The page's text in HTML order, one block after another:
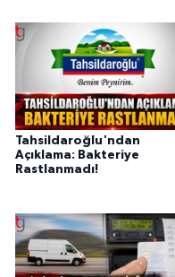
Tahsildaroğlu'ndan
Açıklama: Bakteriye
Rastlanmadı!